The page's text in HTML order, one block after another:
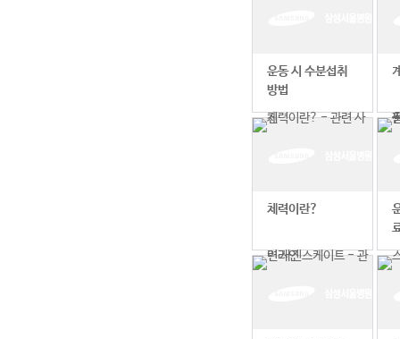
운동 시 수분섭취
방법
체력이란?